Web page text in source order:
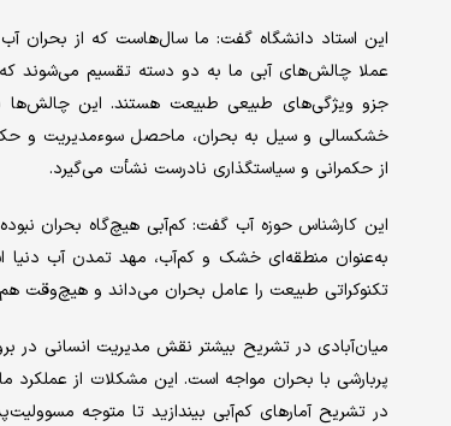
این استاد دانشگاه گفت: ما سال‌هاست که از بحران آب
عملا چالش‌های آبی ما به دو دسته تقسیم می‌شوند
جزو ویژگی‌های طبیعی طبیعت هستند. این چالش‌ها
خشکسالی و سیل به بحران، ماحصل سوءمدیریت و
از حکمرانی و سیاستگذاری نادرست نشأت می‌گیرد.
این کارشناس حوزه آب گفت: کم‌آبی هیچ‌گاه بحران
به‌عنوان منطقه‌ای خشک و کم‌آب، مهد تمدن آب دنیا
تکنوکراتی طبیعت را عامل بحران می‌داند و هیچ‌وقت
میان‌آبادی در تشریح بیشتر نقش مدیریت انسانی در
پربارشی با بحران مواجه است. این مشکلات از
در تشریح آمارهای کم‌آبی بیندازید تا متوجه